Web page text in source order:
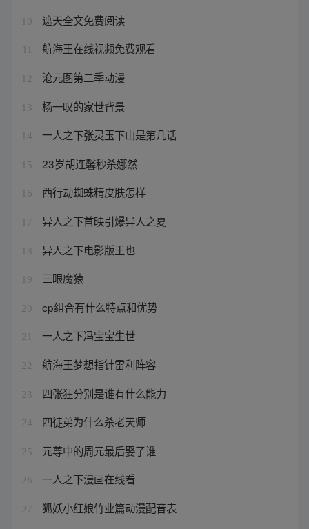
10 遮天全文免费阅读
航海王在线视频免费观看
12 沧元图第二季动漫
13 杨一叹的家世背景
14 一人之下张灵玉下山是第几话
15 23岁胡连馨秒杀娜然
16 西行劫蜘蛛精皮肤怎样
17 异人之下首映引爆异人之夏
18 异人之下电影版王也
19 三眼魔猿
20 cp组合有什么特点和优势
21 一人之下冯宝宝生世
22 航海王梦想指针雷利阵容
23 四张狂分别是谁有什么能力
24 四徒弟为什么杀老天师
25 元尊中的周元最后娶了谁
26 一人之下漫画在线看
27
狐妖小红娘竹业篇动漫配音表